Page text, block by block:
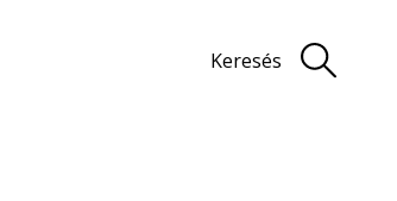
Keresés